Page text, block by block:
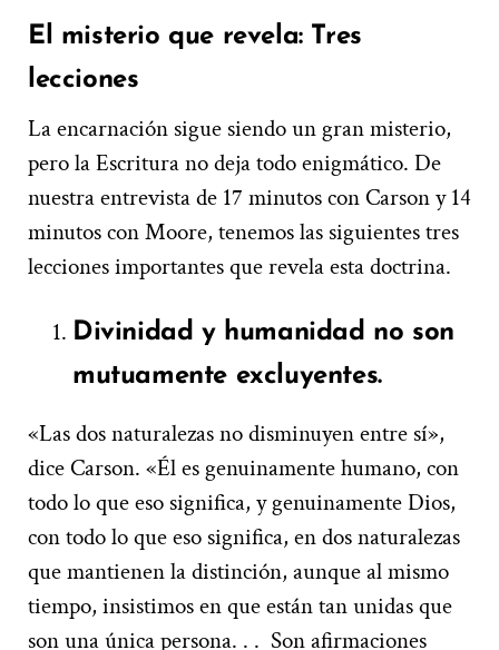
El misterio que revela: Tres
lecciones
La encarnación sigue siendo un gran misterio,
pero la Escritura no deja todo enigmático. De
nuestra entrevista de 17 minutos con Carson y 14
minutos con Moore, tenemos las siguientes tres
lecciones importantes que revela esta doctrina.
Divinidad y humanidad no son
mutuamente excluyentes.
«Las dos naturalezas no disminuyen entre sí»,
dice Carson. «Él es genuinamente humano, con
todo lo que eso significa, y genuinamente Dios,
con todo lo que eso significa, en dos naturalezas
que mantienen la distinción, aunque al mismo
tiempo, insistimos en que están tan unidas que
son una única persona. . . Son afirmaciones